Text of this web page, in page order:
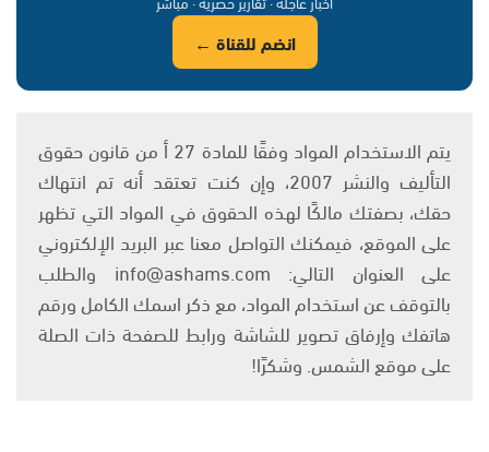
انضم للقناة ←
يتم الاستخدام المواد وفقًا للمادة 27 أ من قانون حقوق
التأليف والنشر 2007، وإن كنت تعتقد أنه تم انتهاك
حقك، بصفتك مالكًا لهذه الحقوق في المواد التي تظهر
على الموقع، فيمكنك التواصل معنا عبر البريد الإلكتروني
على العنوان التالي: info@ashams.com والطلب
بالتوقف عن استخدام المواد، مع ذكر اسمك الكامل ورقم
هاتفك وإرفاق تصوير للشاشة ورابط للصفحة ذات الصلة
على موقع الشمس. وشكرًا!